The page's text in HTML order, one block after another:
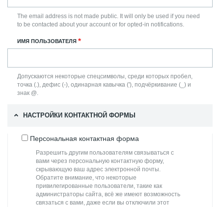
The email address is not made public. It will only be used if you need
to be contacted about your account or for opted-in notifications.
ИМЯ ПОЛЬЗОВАТЕЛЯ
Допускаются некоторые спецсимволы, среди которых пробел,
точка (.), дефис (-), одинарная кавычка ('), подчёркивание (_) и
знак @.
НАСТРОЙКИ КОНТАКТНОЙ ФОРМЫ
Персональная контактная форма
Разрешить другим пользователям связываться с
вами через персональную контактную форму,
скрывающую ваш адрес электронной почты.
Обратите внимание, что некоторые
привилегированные пользователи, такие как
администраторы сайта, всё же имеют возможность
связаться с вами, даже если вы отключили этот